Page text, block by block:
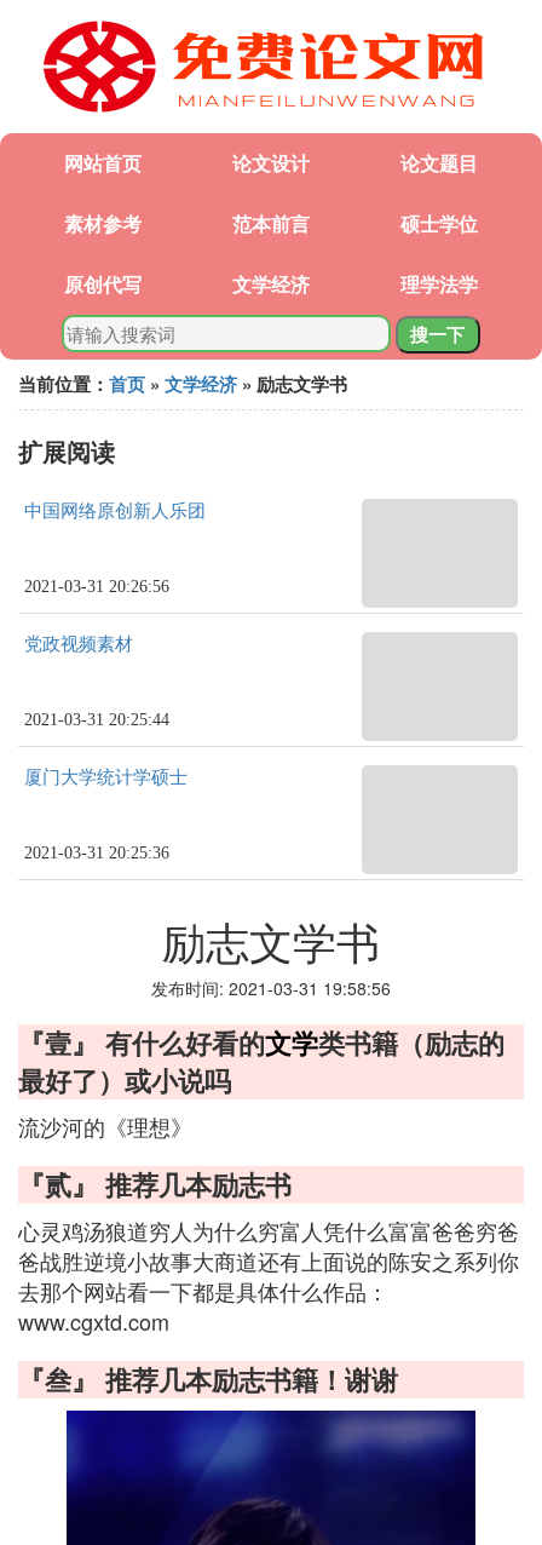
网站首页 论文设计 论文题目
素材参考 范本前言 硕士学位
原创代写 文学经济 理学法学
搜一下
当前位置： 首页 » 文学经济 » 励志文学书
扩展阅读
中国网络原创新人乐团
2021-03-31 20:26:56
党政视频素材
2021-03-31 20:25:44
厦门大学统计学硕士
2021-03-31 20:25:36
励志文学书
发布时间: 2021-03-31 19:58:56
『壹』 有什么好看的文学类书籍（励志的
最好了）或小说吗
流沙河的《理想》
『贰』 推荐几本励志书
心灵鸡汤狼道穷人为什么穷富人凭什么富富爸爸穷爸
爸战胜逆境小故事大商道还有上面说的陈安之系列你
去那个网站看一下都是具体什么作品：
www.cgxtd.com
『叁』 推荐几本励志书籍！谢谢